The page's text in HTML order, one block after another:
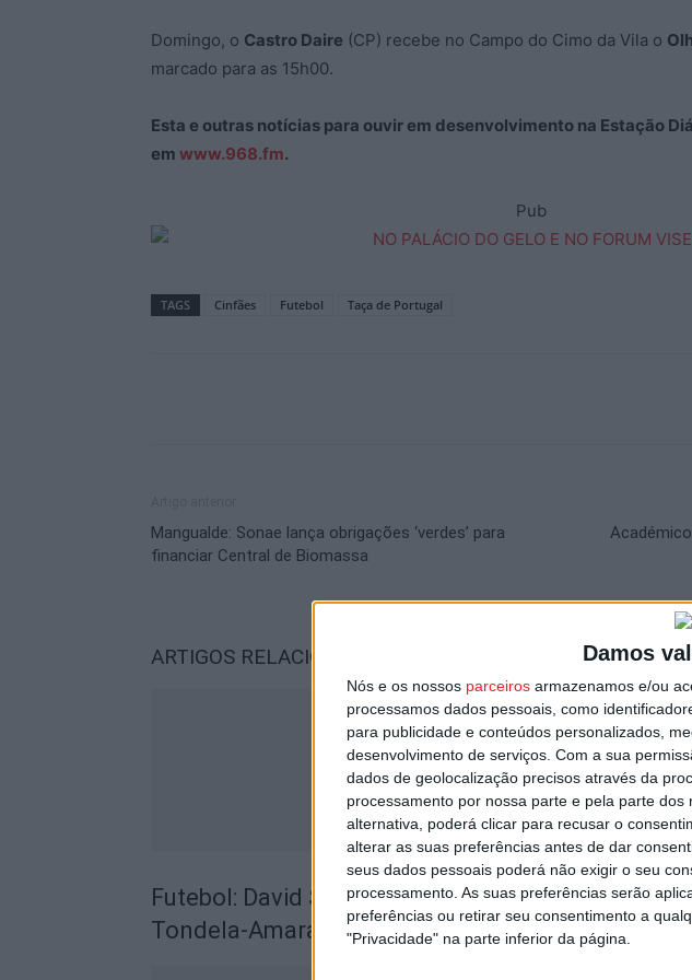
Damos
Nós e os nossos parceiros armazenamos e/ou
processamos dados pessoais, como
para publicidade e conteúdos personalizados,
desenvolvimento de serviços. Com a sua
dados de geolocalização precisos através da
processamento por nossa parte e pela parte
alternativa, poderá clicar para recusar o
alterar as suas preferências antes de dar
seus dados pessoais poderá não exigir o seu
processamento. As suas preferências serão
preferências ou retirar seu consentimento a
"Privacidade" na parte inferior da página.
Domingo, o Castro Daire (CP) recebe no Campo do Cimo da Vila o
marcado para as 15h00.
Esta e outras notícias para ouvir em desenvolvimento na Estação
em www.968.fm.
Pub
TAGS Cinfães Futebol Taça de Portugal
Mangualde: Sonae lança obrigações ‘verdes’ para
financiar Central de Biomassa
ARTIGOS RELACIONADOS
Futebol: David Silva apita Benfica-Académico de
Tondela-Amarante